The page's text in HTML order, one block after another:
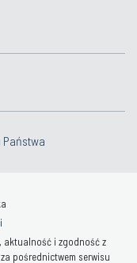
Państwa
aktualność i zgodność z
pośrednictwem serwisu